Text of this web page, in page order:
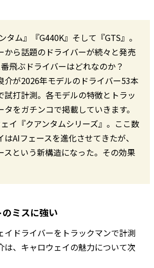
タム』『G440K』そして『GTS』。
から話題のドライバーが続々と発売
飛ぶドライバーはどれなのか？
介が2026年モデルのドライバー53本
試打計測。各モデルの特徴とトラッ
をガチンコで掲載していきます。
イ『クアンタムシリーズ』。ここ数
AIフェースを進化させてきたが、
スという新構造になった。その効果
ミスに強い
イドライバーをトラックマンで計測
は、キャロウェイの魅力について次